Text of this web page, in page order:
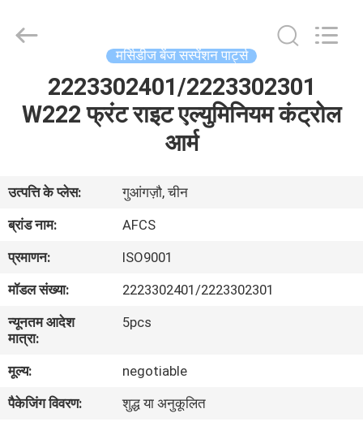
वीडियो
बारे
में
कारखाने
का
दौरा
PARTS
मर्सिडीज बेंज सस्पेंशन पार्ट्स
2223302401/2223302301
W222 फ्रंट राइट एल्युमिनियम कंट्रोल
आर्म
उत्पत्ति के प्लेस:
गुआंगज़ौ, चीन
ब्रांड नाम:
AFCS
प्रमाणन:
ISO9001
मॉडल संख्या:
2223302401/2223302301
न्यूनतम आदेश
मात्रा:
5pcs
मूल्य:
negotiable
पैकेजिंग विवरण:
शुद्ध या अनुकूलित